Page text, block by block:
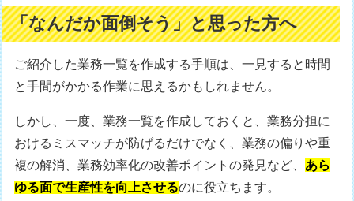
「なんだか面倒そう」と思った方へ
ご紹介した業務一覧を作成する手順は、一見すると時間
と手間がかかる作業に思えるかもしれません。
しかし、一度、業務一覧を作成しておくと、業務分担に
おけるミスマッチが防げるだけでなく、業務の偏りや重
複の解消、業務効率化の改善ポイントの発見など、 あら
ゆる面で生産性を向上させるのに役立ちます。